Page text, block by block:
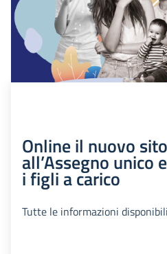
Online il nuovo
all’Assegno unico
i figli a carico
Tutte le informazioni